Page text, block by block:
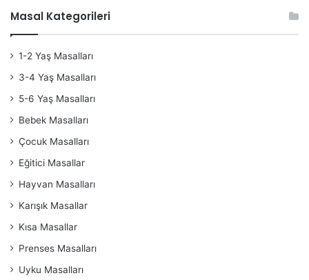
Masal Kategorileri
1-2 Yaş Masalları
3-4 Yaş Masalları
5-6 Yaş Masalları
Bebek Masalları
Çocuk Masalları
Eğitici Masallar
Hayvan Masalları
Karışık Masallar
Kısa Masallar
Prenses Masalları
Uyku Masalları